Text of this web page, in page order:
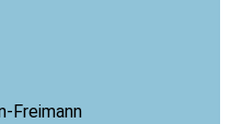
Freimann